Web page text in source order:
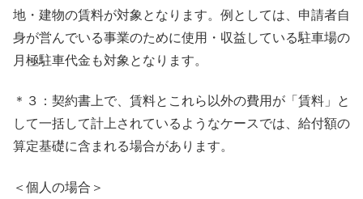
地・建物の賃料が対象となります。例としては、申請者自
身が営んでいる事業のために使用・収益している駐車場の
月極駐車代金も対象となります。
＊３：契約書上で、賃料とこれら以外の費用が「賃料」と
して一括して計上されているようなケースでは、給付額の
算定基礎に含まれる場合があります。
＜個人の場合＞